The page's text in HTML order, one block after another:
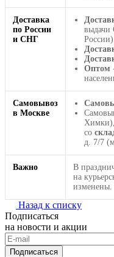
Доставка
по России
и СНГ
выдачи
России).
Оптом
Самовывоз
в Москве
со
д. 7/7
Важно
В
на
изменены.
Назад к списку
Подписаться
на новости и акции
Подписаться